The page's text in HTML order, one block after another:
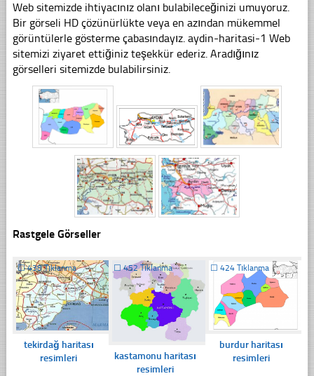
Web sitemizde ihtiyacınız olanı bulabileceğinizi umuyoruz.
Bir görseli HD çözünürlükte veya en azından mükemmel
görüntülerle gösterme çabasındayız. aydin-haritasi-1 Web
sitemizi ziyaret ettiğiniz teşekkür ederiz. Aradığınız
görselleri sitemizde bulabilirsiniz.
Rastgele Görseller
☐438 Tıklanma
tekirdağ haritası
resimleri
☐452 Tıklanma
kastamonu haritası
resimleri
☐ 424 Tıklanma
burdur haritası
resimleri